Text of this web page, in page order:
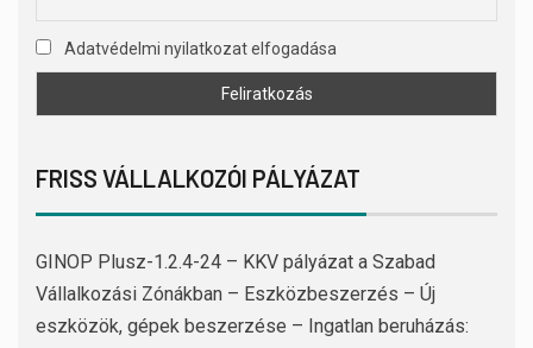
Adatvédelmi nyilatkozat elfogadása
FRISS VÁLLALKOZÓI PÁLYÁZAT
GINOP Plusz-1.2.4-24 – KKV pályázat a Szabad
Vállalkozási Zónákban – Eszközbeszerzés – Új
eszközök, gépek beszerzése – Ingatlan beruházás: